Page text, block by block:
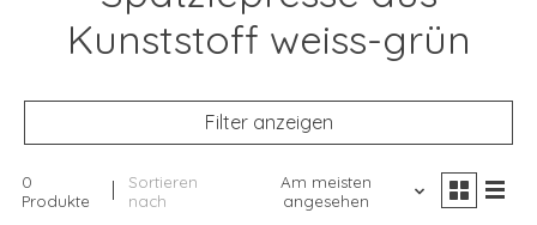
Kunststoff weiss-grün
Filter anzeigen
0
Produkte
Sortieren
nach
Am meisten
angesehen